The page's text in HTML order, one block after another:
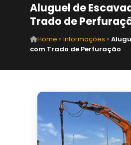
Aluguel de
Trado de
Home » Informações »
com Trado de Perfuração